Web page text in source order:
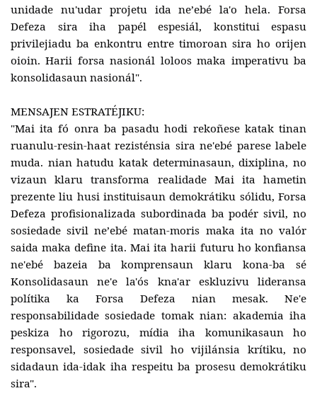
unidade nu'udar projetu ida neʼebé la'o hela. Forsa
Defeza sira iha papél espesiál, konstitui espasu
privilejiadu ba enkontru entre timoroan sira ho orijen
oioin. Harii forsa nasionál loloos maka imperativu ba
konsolidasaun nasionál".
MENSAJEN ESTRATÉJIKU:
"Mai ita fó onra ba pasadu hodi rekoñese katak tinan
ruanulu-resin-haat rezisténsia sira ne'ebé parese labele
muda. nian hatudu katak determinasaun, dixiplina, no
vizaun klaru transforma realidade Mai ita hametin
prezente liu husi instituisaun demokrátiku sólidu, Forsa
Defeza profisionalizada subordinada ba podér sivil, no
sosiedade sivil neʼebé matan-moris maka ita no valór
saida maka define ita. Mai ita harii futuru ho konfiansa
ne'ebé bazeia ba komprensaun klaru kona-ba sé
Konsolidasaun ne'e la'ós kna'ar eskluzivu lideransa
polítika ka Forsa Defeza nian mesak. Ne'e
responsabilidade sosiedade tomak nian: akademia iha
peskiza ho rigorozu, mídia iha komunikasaun ho
responsavel, sosiedade sivil ho vijilánsia krítiku, no
sidadaun ida-idak iha respeitu ba prosesu demokrátiku
sira".